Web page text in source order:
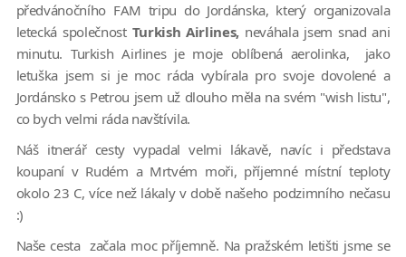
předvánočního FAM tripu do Jordánska, který organizovala
letecká společnost Turkish Airlines, neváhala jsem snad ani
minutu. Turkish Airlines je moje oblíbená aerolinka, jako
letuška jsem si je moc ráda vybírala pro svoje dovolené a
Jordánsko s Petrou jsem už dlouho měla na svém "wish listu",
co bych velmi ráda navštívila.
Náš itnerář cesty vypadal velmi lákavě, navíc i představa
koupaní v Rudém a Mrtvém moři, příjemné místní teploty
okolo 23 C, více než lákaly v době našeho podzimního nečasu
:)
Naše cesta začala moc příjemně. Na pražském letišti jsme se